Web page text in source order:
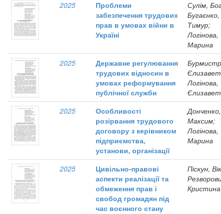
2025
Проблеми
забезпечення трудових
прав в умовах війни в
Україні
Сулім,
Бугаєнко,
Тимур;
Логінова,
Марина
2025
Державне регулювання
трудових відносин в
умовах реформування
публічної служби
Логінова,
2025
Особливості
розірвання трудового
договору з керівником
підприємства,
установи, організації
Донченко,
Максим;
Логінова,
Марина
2025
Цивільно-правові
аспекти реалізації та
обмеження прав і
свобод громадян під
час воєнного стану
Піскун,
Кристина